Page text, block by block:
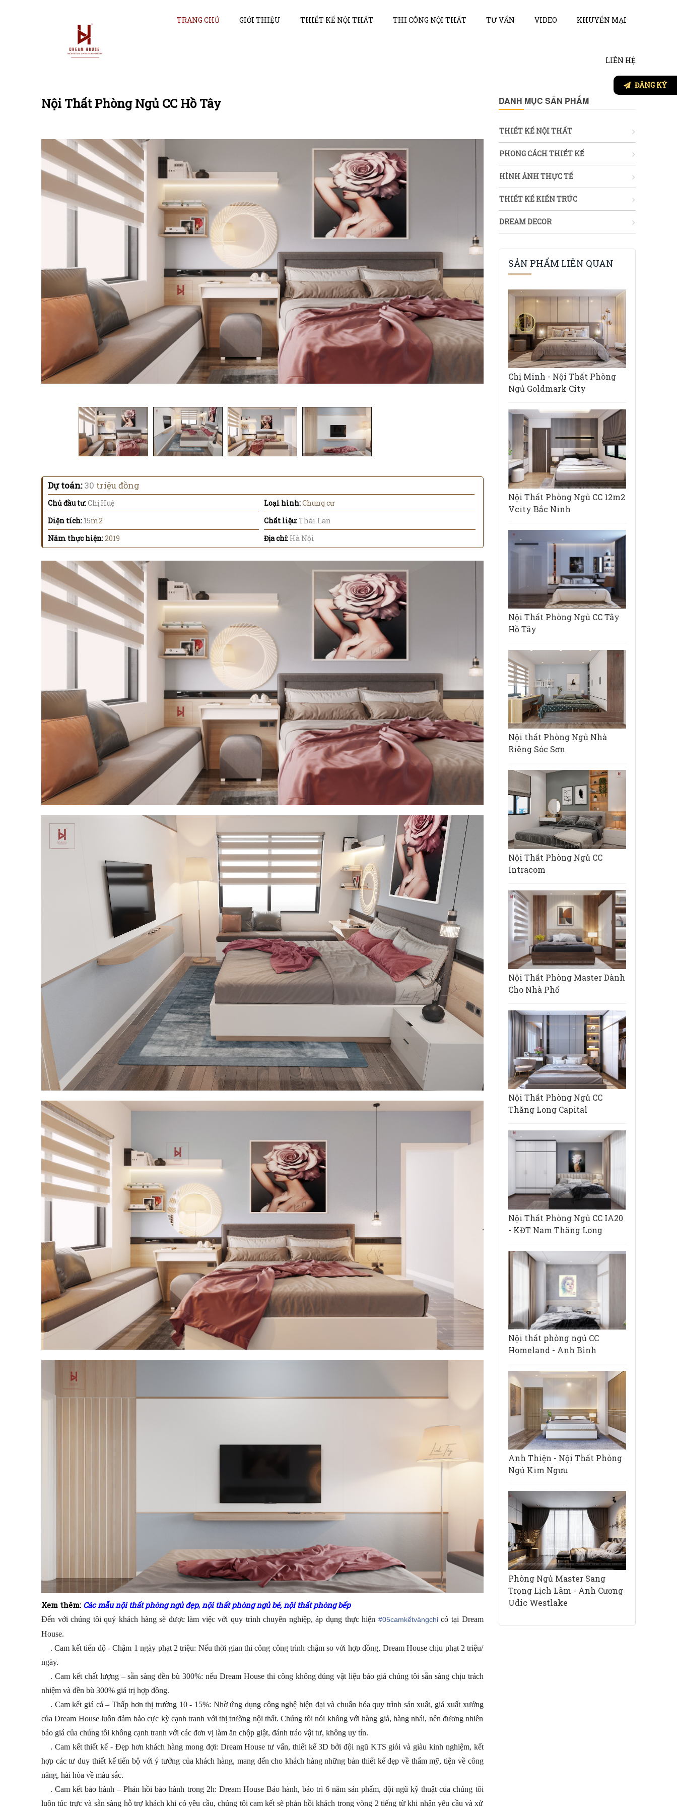
TRANG CHỦ GIỚI THIỆU THIẾT KẾ NỘI THẤT THI CÔNG NỘI THẤT TƯ VẤN VIDEO KHUYẾN MẠI
LIÊN HỆ
Nội Thất Phòng Ngủ CC Hồ Tây
Dự toán:30 triệu đồng
Chủ đầu tư:Chị Huệ Loại hình:Chung cư
Diện tích: 15m2 Chất liệu:Thái Lan
Năm thực hiện:2019 Địa chỉ: Hà Nội
Xem thêm: Các mẫu nội thất phòng ngủ đẹp, nội thất phòng ngủ bé,nội thất phòng bếp
Đến với chúng tôi quý khách hàng sẽ được làm việc với quy trình chuyên nghiệp, áp dụng thực hiện #05camkếtvàngchỉcó tại Dream
House.
. Cam kết tiến độ - Chậm 1 ngày phạt 2 triệu: Nếu thời gian thi công công trình chậm so với hợp đồng, Dream House chịu phạt 2 triệu/
ngày.
. Cam kết chất lượng – sẵn sàng đền bù 300%: nếu Dream House thi công không đúng vật liệu báo giá chúng tôi sẵn sàng chịu trách
nhiệm và đền bù 300% giá trị hợp đồng.
. Cam kết giá cả – Thấp hơn thị trường 10 - 15%: Nhờ ứng dụng công nghệ hiện đại và chuẩn hóa quy trình sản xuất, giá xuất xưởng
của Dream House luôn đảm bảo cực kỳ cạnh tranh với thị trường nội thất. Chúng tôi nói không với hàng giả, hàng nhái, nên đương nhiên
báo giá của chúng tôi không cạnh tranh với các đơn vị làm ăn chộp giật, đánh tráo vật tư, không uy tín.
. Cam kết thiết kế - Đẹp hơn khách hàng mong đợi: Dream House tư vấn, thiết kế 3D bởi đội ngũ KTS giỏi và giàu kinh nghiệm, kết
hợp các tư duy thiết kế tiến bộ với ý tưởng của khách hàng, mang đến cho khách hàng những bản thiết kế đẹp về thẩm mỹ, tiện về công
năng, hài hòa về màu sắc.
. Cam kết bảo hành – Phản hồi bảo hành trong 2h: Dream House Bảo hành, bảo trì 6 năm sản phẩm, đội ngũ kỹ thuật của chúng tôi
luôn túc trực và sẵn sàng hỗ trợ khách khi có yêu cầu, chúng tôi cam kết sẽ phản hồi khách trong vòng 2 tiếng từ khi nhận yêu cầu và xử
DANH MỤC SẢN PHẨM
THIẾT KẾ NỘI THẤT
PHONG CÁCH THIẾT KẾ
HÌNH ẢNH THỰC TẾ
THIẾT KẾ KIẾN TRÚC
DREAM DECOR
SẢN PHẨM LIÊN QUAN
Chị Minh - Nội Thất Phòng
Ngủ Goldmark City
Nội Thất Phòng Ngủ CC 12m2
Vcity Bắc Ninh
Nội Thất Phòng Ngủ CC Tây
Hồ Tây
Nội thất Phòng Ngủ Nhà
Riêng Sóc Sơn
Nội Thất Phòng Ngủ CC
Intracom
Nội Thất Phòng Master Dành
Cho Nhà Phố
Nội Thất Phòng Ngủ CC
Thăng Long Capital
Nội Thất Phòng Ngủ CC IA20
- KĐT Nam Thăng Long
Nội thất phòng ngủ CC
Homeland - Anh Bình
Anh Thiện - Nội Thất Phòng
Ngủ Kim Ngưu
Phòng Ngủ Master Sang
Trọng Lịch Lãm - Anh Cương
Udic Westlake
ĐĂNG KÝ